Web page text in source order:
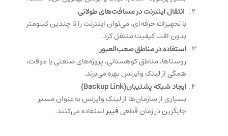
انتقال اینترنت در مسافت‌های طولانی
با تجهیزات حرفه‌ای، می‌توان اینترنت را تا چندین کیلومتر
بدون افت کیفیت منتقل کرد.
استفاده در مناطق صعب‌العبور
روستاها، مناطق کوهستانی، پروژه‌های صنعتی یا موقت،
همگی از لینک وایرلس بهره می‌برند.
ایجاد شبکه پشتیبان(Backup Link)
بسیاری از سازمان‌ها از لینک وایرلس به‌عنوان مسیر
جایگزین در زمان قطعیفیبراستفاده می‌کنند.